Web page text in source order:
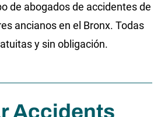
de abogados de accidentes de
ancianos en el Bronx. Todas
y sin obligación.
Accidents